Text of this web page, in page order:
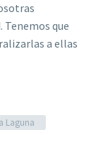
que
a ellas
Laguna